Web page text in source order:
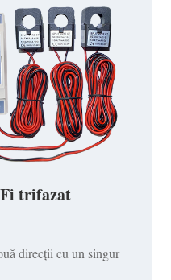
trifazat
direcții cu un singur